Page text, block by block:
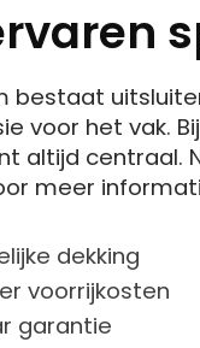
bestaat
voor het vak.
altijd
meer
dekking
voorrijkosten
garantie